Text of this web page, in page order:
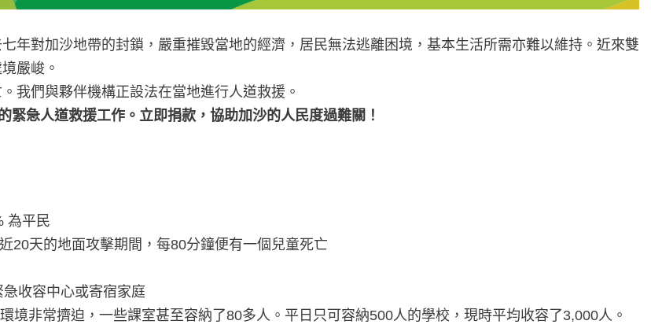
年對加沙地帶的封鎖，嚴重摧毀當地的經濟，居民無法逃離困境，基本生活所需亦難以維持。近來雙
嚴峻。
我們與夥伴機構正設法在當地進行人道救援。
急人道救援工作。立即捐款，協助加沙的人民度過難關！
為平民
20天的地面攻擊期間，每80分鐘便有一個兒童死亡
收容中心或寄宿家庭
境非常擠迫，一些課室甚至容納了80多人。平日只可容納500人的學校，現時平均收容了3,000人。